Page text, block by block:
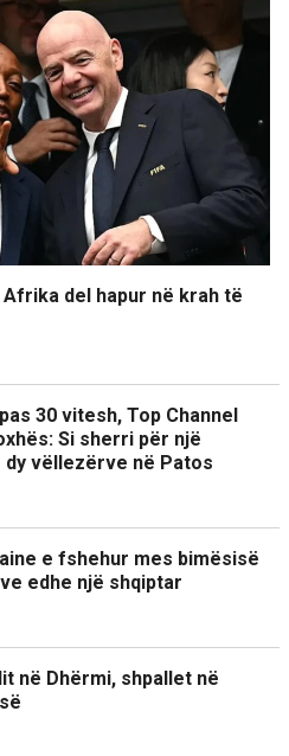
del hapur në krah të
30 vitesh, Top Channel
Si sherri për një
vëllezërve në Patos
e fshehur mes bimësisë
edhe një shqiptar
në Dhërmi, shpallet në